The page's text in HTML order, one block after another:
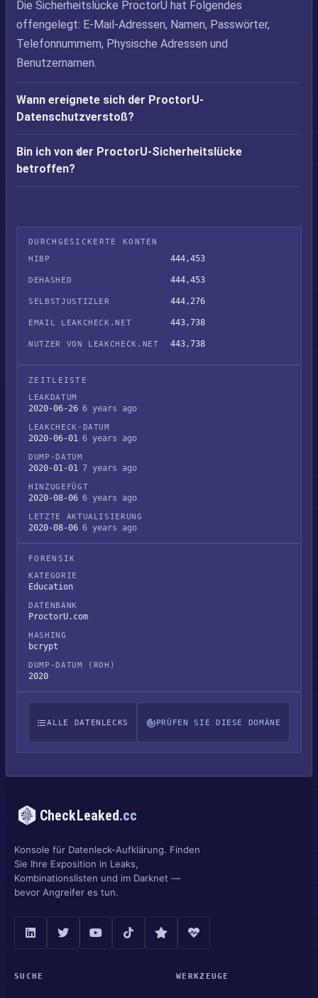
Die Sicherheitslücke ProctorU hat Folgendes
offengelegt: E-Mail-Adressen, Namen, Passwörter,
Telefonnummern, Physische Adressen und
Benutzernamen.
Wann ereignete sich der ProctorU-
Datenschutzverstoß?
Bin ich von der ProctorU-Sicherheitslücke
betroffen?
DURCHGESICKERTE KONTEN
HIBP
444,453
DEHASHED 444,453
SELBSTJUSTIZLER 444,276
EMAIL LEAKCHECK.NET 443,738
NUTZER VON LEAKCHECK.NET 443,738
ZEITLEISTE
LEAKDATUM
2020-06-26 6 years ago
LEAKCHECK-DATUM
2020-06-01 6 years ago
DUMP-DATUM
2020-01-01 7 years ago
HINZUGEFÜGT
2020-08-06 6 years ago
LETZTE AKTUALISIERUNG
2020-08-06 6 years ago
FORENSIK
KATEGORIE
Education
DATENBANK
ProctorU.com
HASHING
bcrypt
DUMP-DATUM (ROH)
2020
ALLE DATENLECKS PRÜFEN SIE DIESE DOMÄNE
CheckLeaked.cc
Konsole für Datenleck-Aufklärung. Finden
Sie Ihre Exposition in Leaks,
Kombinationslisten und im Darknet —
bevor Angreifer es tun.
SUCHE WERKZEUGE